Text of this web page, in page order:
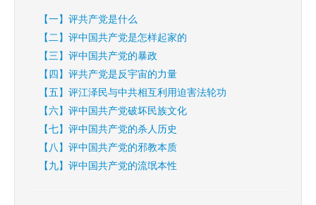
【一】评共产党是什么
【二】评中国共产党是怎样起家的
【三】评中国共产党的暴政
【四】评共产党是反宇宙的力量
【五】评江泽民与中共相互利用迫害法轮功
【六】评中国共产党破坏民族文化
【七】评中国共产党的杀人历史
【八】评中国共产党的邪教本质
【九】评中国共产党的流氓本性